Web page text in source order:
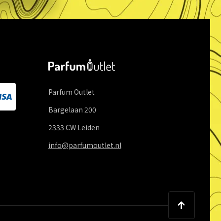
Parfum Outlet
Bargelaan 200
2333 CW Leiden
info@parfumoutlet.nl